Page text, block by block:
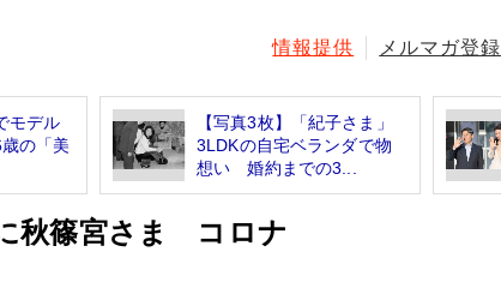
情報提供 メルマガ登録
モデル
の「美
【写真3枚】「紀子さま」
3LDKの自宅ベランダで物
想い 婚約までの3...
秋篠宮さま コロナ